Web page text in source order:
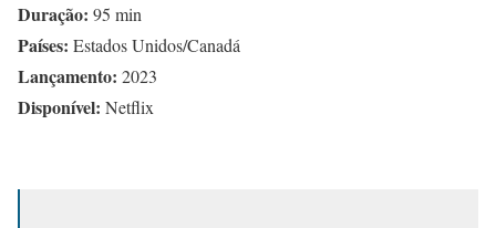
Duração: 95 min
Países: Estados Unidos/Canadá
Lançamento: 2023
Disponível: Netflix